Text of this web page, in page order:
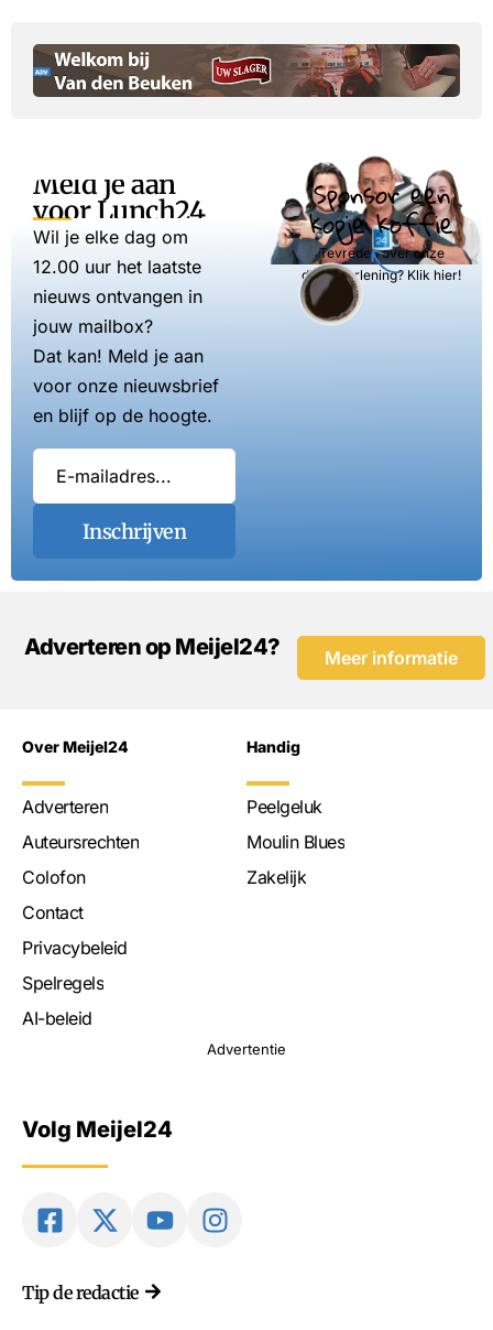
Meld je aan
voor Lunch24
Wil je elke dag om
12.00 uur het laatste
nieuws ontvangen in
jouw mailbox?
Dat kan! Meld je aan
voor onze nieuwsbrief
en blijf op de hoogte.
Inschrijven
Sponsor een
kopje koffie
Tevreden over onze
dienstverlening? Klik hier!
Adverteren op Meijel24? Meer informatie
Over Meijel24
Adverteren
Auteursrechten
Colofon
Contact
Privacybeleid
Spelregels
AI-beleid
Handig
Peelgeluk
Moulin Blues
Zakelijk
Advertentie
Volg Meijel24
Tip de redactie